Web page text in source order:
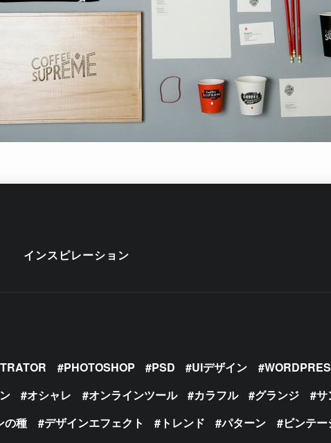
インスピレーション
PHOTOSHOP PSD UIデザイン
オシャレ オンラインツール カラフル グランジ サ
の種 デザインエフェクト トレンド パターン ビンテー